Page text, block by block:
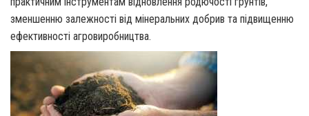
зменшенню залежності від мінеральних добрив та підвищенню
ефективності агровиробництва.